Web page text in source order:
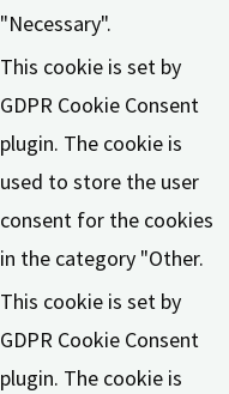
"Necessary".
This cookie is set by
GDPR Cookie Consent
plugin. The cookie is
used to store the user
consent for the cookies
in the category "Other.
This cookie is set by
GDPR Cookie Consent
plugin. The cookie is